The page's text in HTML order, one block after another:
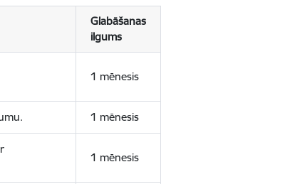
Glabāšanas
ilgums
1 mēnesis
1 mēnesis
1 mēnesis